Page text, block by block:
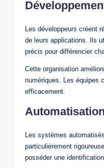
Les développeurs créent
de leurs applications. Ils
précis pour différencier
Cette organisation
numériques. Les équipes
efficacement.
Les systèmes
particulièrement
posséder une